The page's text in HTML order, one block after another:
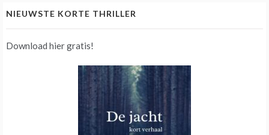
NIEUWSTE KORTE THRILLER
Download hier gratis!